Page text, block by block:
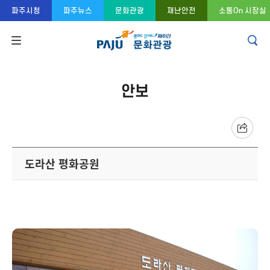
콘텐츠 바로가기
주메뉴 바로가기
푸터 바로가기
파주시청 파주뉴스 문화관광 재난안전 소통On 시장실
안보
도라산 평화공원